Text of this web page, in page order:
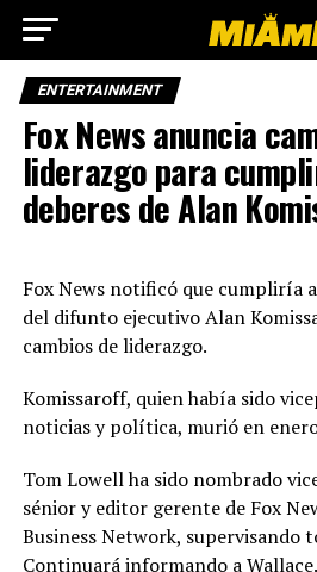
ENTERTAINMENT
Fox News anuncia
liderazgo para
deberes de Alan
Fox News notificó que cumpliría
del difunto ejecutivo Alan
cambios de liderazgo.
Komissaroff, quien había sido
noticias y política, murió en
Tom Lowell ha sido nombrado
sénior y editor gerente de Fox
Business Network, supervisando
Continuará informando a Wallace.